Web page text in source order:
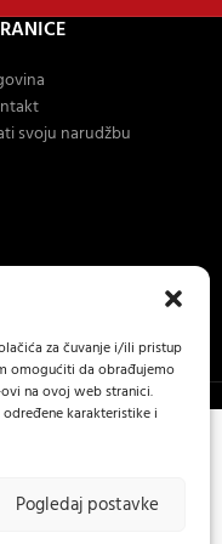
za čuvanje i/ili pristup
omogućiti da obrađujemo
na ovoj web stranici.
karakteristike i
Pogledaj postavke
svoju narudžbu